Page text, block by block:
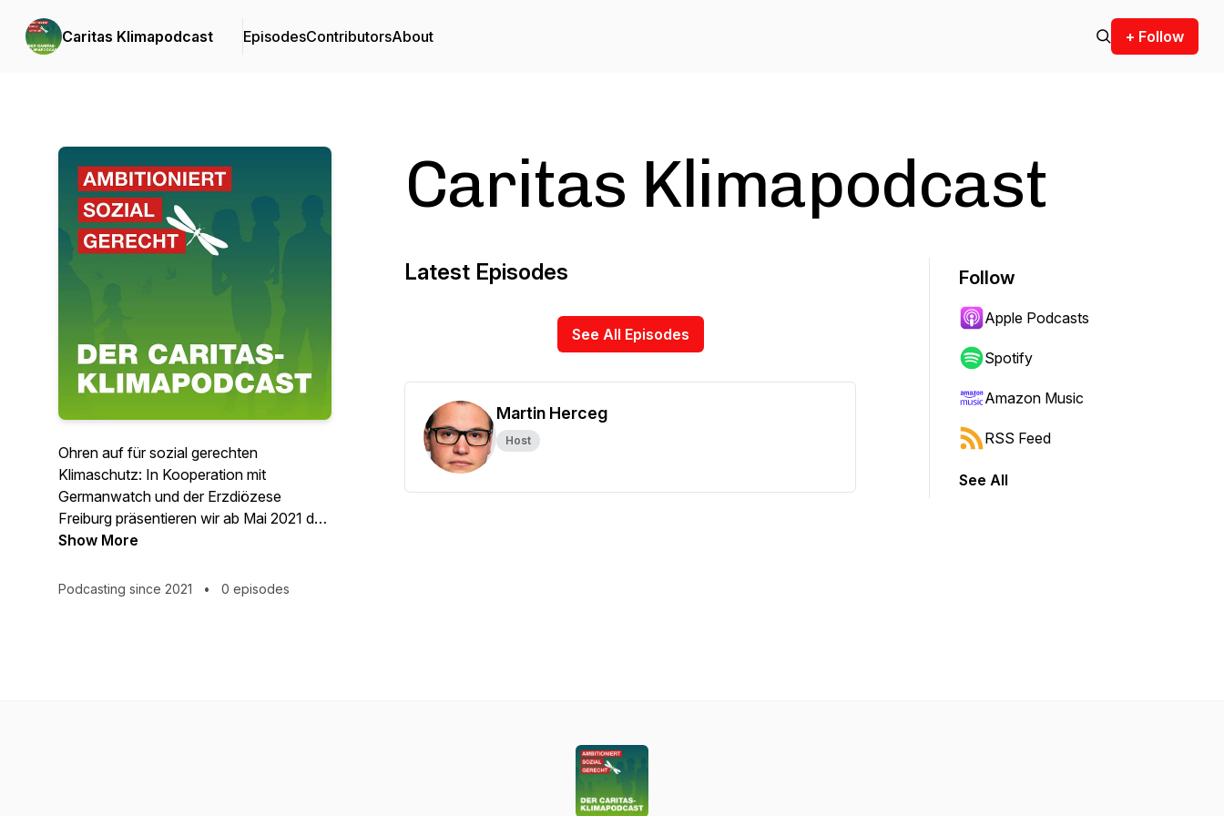
Caritas Klimapodcast EpisodesContributorsAbout + Follow
Ohren auf für sozial gerechten
Klimaschutz: In Kooperation mit
Germanwatch und der Erzdiözese
Freiburg präsentieren wir ab Mai 2021 den
Caritas-Klima-Podcasts. Jeden Monat mit
Gesprächsgästen, aus Kirche,
Show More
Podcasting since 2021 • 0 episodes
Caritas Klimapodcast
Latest Episodes
See All Episodes
Martin Herceg
Host
Follow
Apple Podcasts
Spotify
Amazon Music
RSS Feed
See All